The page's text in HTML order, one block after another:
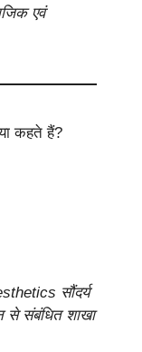
एवं
कहते हैं?
सौंदर्य
से संबंधित शाखा